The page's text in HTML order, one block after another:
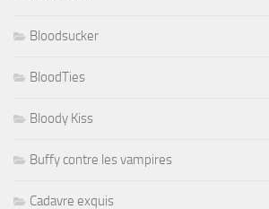
Bloodsucker
BloodTies
Bloody Kiss
Buffy contre les vampires
Cadavre exquis